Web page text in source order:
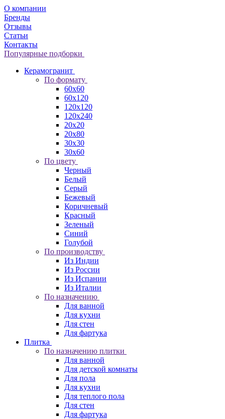
О компании
Бренды
Отзывы
Статьи
Контакты
Популярные подборки
Керамогранит
По формату
60x60
60x120
120x120
120x240
20x20
20x80
30x30
30x60
По цвету
Черный
Белый
Серый
Бежевый
Коричневый
Красный
Зеленый
Синий
Голубой
По производству
Из Индии
Из России
Из Испании
Из Италии
По назначению
Для ванной
Для кухни
Для стен
Для фартука
Плитка
По назначению плитки
Для ванной
Для детской комнаты
Для пола
Для кухни
Для теплого пола
Для стен
Для фартука